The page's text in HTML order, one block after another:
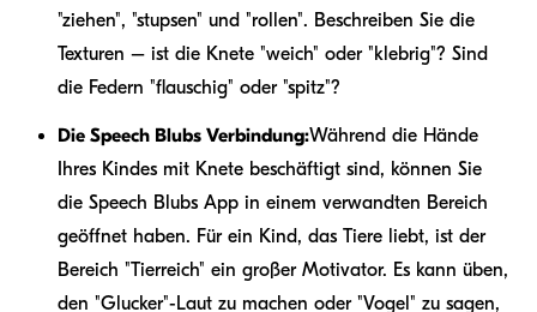
"ziehen", "stupsen" und "rollen". Beschreiben Sie die
Texturen – ist die Knete "weich" oder "klebrig"? Sind
die Federn "flauschig" oder "spitz"?
Die Speech Blubs Verbindung:Während die Hände
Ihres Kindes mit Knete beschäftigt sind, können Sie
die Speech Blubs App in einem verwandten Bereich
geöffnet haben. Für ein Kind, das Tiere liebt, ist der
Bereich "Tierreich" ein großer Motivator. Es kann üben,
den "Glucker"-Laut zu machen oder "Vogel" zu sagen,